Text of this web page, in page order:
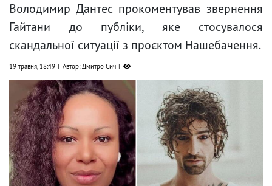
Володимир Дантес прокоментував звернення
Гайтани до публіки, яке стосувалося
скандальної ситуації з проєктом Нашебачення.
19 травня, 18:49 Автор: Дмитро Сич